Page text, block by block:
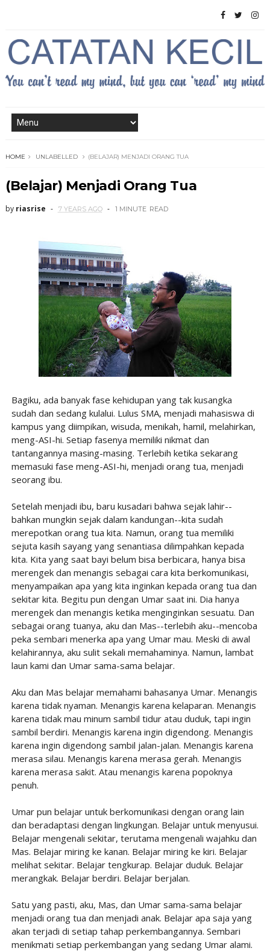
HOME UNLABELLED (BELAJAR) MENJADI ORANG TUA
(Belajar) Menjadi Orang Tua
by riasrise 7 YEARS AGO 1 MINUTE READ
Bagiku, ada banyak fase kehidupan yang tak kusangka
sudah dan sedang kulalui. Lulus SMA, menjadi mahasiswa di
kampus yang diimpikan, wisuda, menikah, hamil, melahirkan,
meng-ASI-hi. Setiap fasenya memiliki nikmat dan
tantangannya masing-masing. Terlebih ketika sekarang
memasuki fase meng-ASI-hi, menjadi orang tua, menjadi
seorang ibu.
Setelah menjadi ibu, baru kusadari bahwa sejak lahir--
bahkan mungkin sejak dalam kandungan--kita sudah
merepotkan orang tua kita. Namun, orang tua memiliki
sejuta kasih sayang yang senantiasa dilimpahkan kepada
kita. Kita yang saat bayi belum bisa berbicara, hanya bisa
merengek dan menangis sebagai cara kita berkomunikasi,
menyampaikan apa yang kita inginkan kepada orang tua dan
sekitar kita. Begitu pun dengan Umar saat ini. Dia hanya
merengek dan menangis ketika menginginkan sesuatu. Dan
sebagai orang tuanya, aku dan Mas--terlebih aku--mencoba
peka sembari menerka apa yang Umar mau. Meski di awal
kelahirannya, aku sulit sekali memahaminya. Namun, lambat
laun kami dan Umar sama-sama belajar.
Aku dan Mas belajar memahami bahasanya Umar. Menangis
karena tidak nyaman. Menangis karena kelaparan. Menangis
karena tidak mau minum sambil tidur atau duduk, tapi ingin
sambil berdiri. Menangis karena ingin digendong. Menangis
karena ingin digendong sambil jalan-jalan. Menangis karena
merasa silau. Menangis karena merasa gerah. Menangis
karena merasa sakit. Atau menangis karena popoknya
penuh.
Umar pun belajar untuk berkomunikasi dengan orang lain
dan beradaptasi dengan lingkungan. Belajar untuk menyusui.
Belajar mengenali sekitar, terutama mengenali wajahku dan
Mas. Belajar miring ke kanan. Belajar miring ke kiri. Belajar
melihat sekitar. Belajar tengkurap. Belajar duduk. Belajar
merangkak. Belajar berdiri. Belajar berjalan.
Satu yang pasti, aku, Mas, dan Umar sama-sama belajar
menjadi orang tua dan menjadi anak. Belajar apa saja yang
akan terjadi di setiap tahap perkembangannya. Sembari
menikmati setiap perkembangan yang sedang Umar alami.